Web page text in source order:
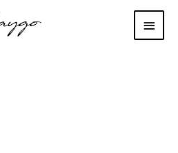
Main